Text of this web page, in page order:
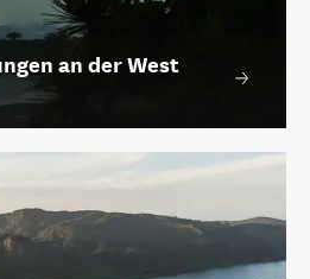
an der West